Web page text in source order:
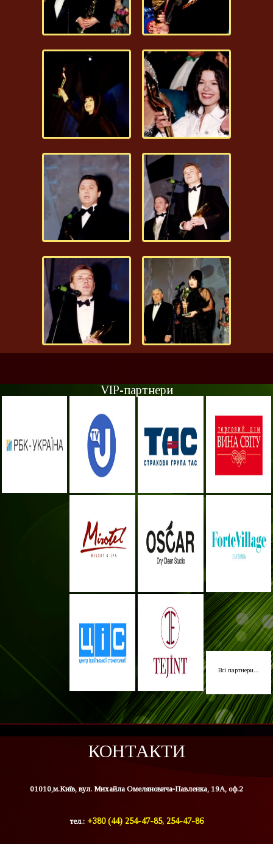
VIP-партнери
Всі партнери...
КОНТАКТИ
01010,м.Київ, вул. Михайла Омеляновича-Павленка, 19А, оф.2
тел.: +380 (44) 254-47-85, 254-47-86